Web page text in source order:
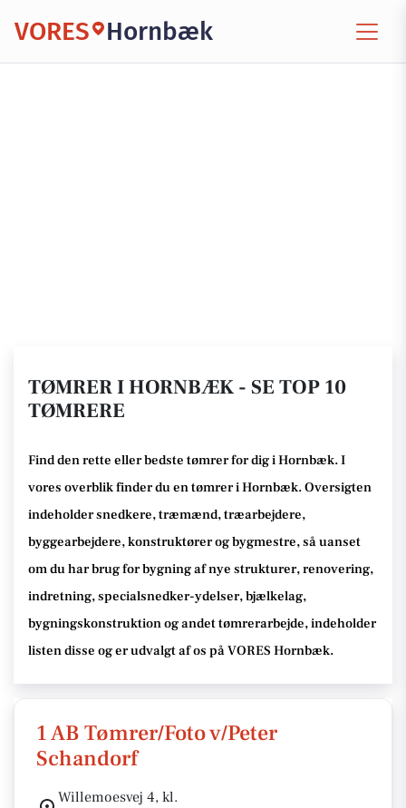
VORES Hornbæk
TØMRER I HORNBÆK - SE TOP 10
TØMRERE
Find den rette eller bedste tømrerfor dig i Hornbæk. I
vores overblik finder du en tømrer i Hornbæk.Oversigten
indeholder snedkere, træmænd, træarbejdere,
byggearbejdere, konstruktører og bygmestre,så uanset
om du har brug for bygning af nye strukturer, renovering,
indretning, specialsnedker-ydelser, bjælkelag,
bygningskonstruktion og andet tømrerarbejde, indeholder
listen disse og er udvalgt af os på VORES Hornbæk.
1 AB Tømrer/Foto v/Peter
Schandorf
Willemoesvej 4, kl.